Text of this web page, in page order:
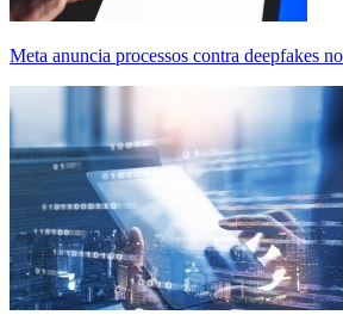
Meta anuncia processos contra deepfakes